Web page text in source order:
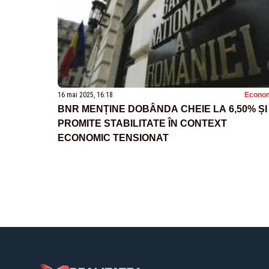
16 mai 2025, 16:18
BNR MENȚINE DOBÂNDA CHEIE LA 6,50% ȘI
PROMITE STABILITATE ÎN CONTEXT
ECONOMIC TENSIONAT